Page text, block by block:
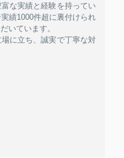
な実績と経験を持ってい
績1000件超に裏付けられ
いています。
に立ち、誠実で丁寧な対